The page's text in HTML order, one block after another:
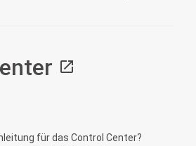
open_in_new
für das Control Center?